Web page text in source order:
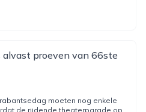
proeven van 66ste
moeten nog enkele
de rijdende theaterparade op